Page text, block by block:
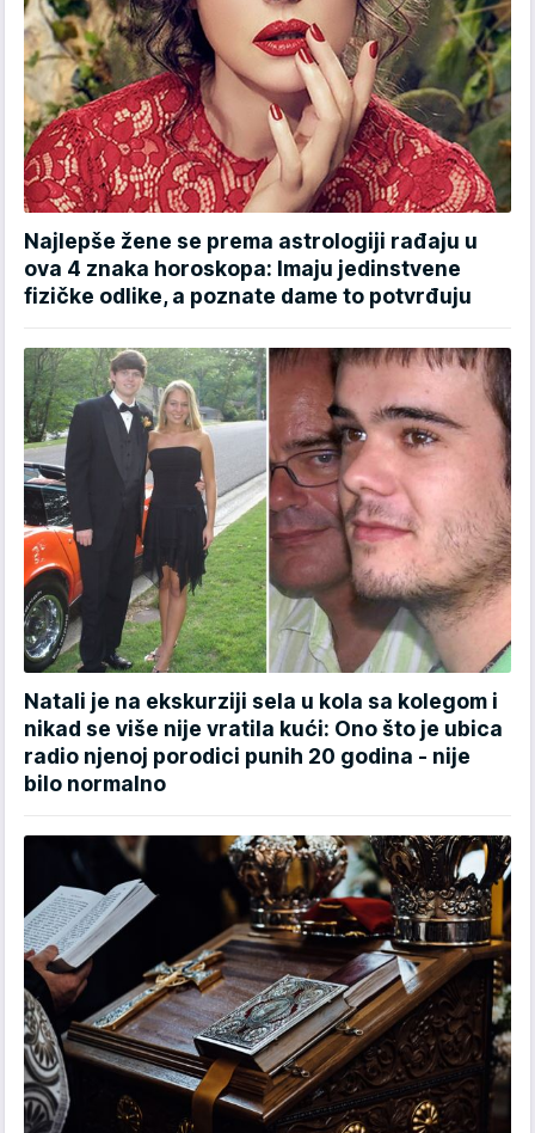
Najlepše žene se prema astrologiji rađaju u
ova 4 znaka horoskopa: Imaju jedinstvene
fizičke odlike, a poznate dame to potvrđuju
Natali je na ekskurziji sela u kola sa kolegom i
nikad se više nije vratila kući: Ono što je ubica
radio njenoj porodici punih 20 godina - nije
bilo normalno